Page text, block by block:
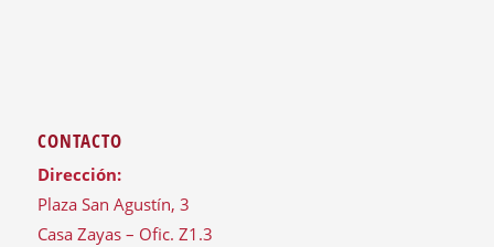
CONTACTO
Dirección:
Plaza San Agustín, 3
Casa Zayas – Ofic. Z1.3